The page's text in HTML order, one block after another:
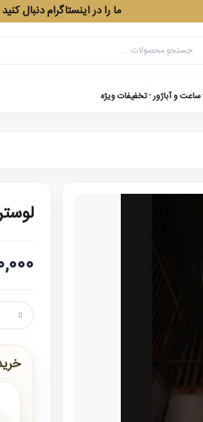
ما را در اینستاگرام دنبال کنید
ساعت و آباژور تخفیفات ویژه
لوستر